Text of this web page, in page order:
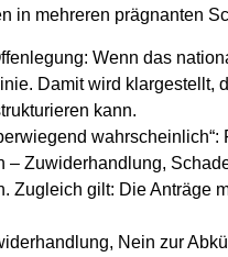
in mehreren prägnanten
Wenn das
Damit wird
kann.
wahrscheinlich“:
Zuwiderhandlung,
Zugleich gilt: Die Anträge
Nein zur